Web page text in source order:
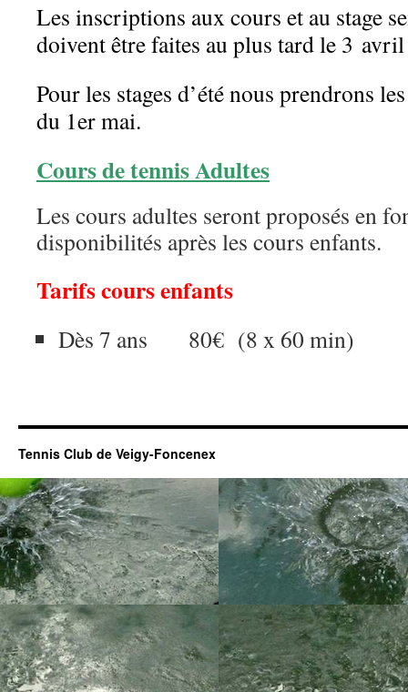
Les inscriptions aux cours et au stage
doivent être faites au plus tard le 3 avril
Pour les stages d’été nous prendrons
du 1er mai.
Cours de tennis Adultes
Les cours adultes seront proposés en
disponibilités après les cours enfants.
Tarifs cours enfants
Dès 7 ans 80€ (8 x 60 min)
Tennis Club de Veigy-Foncenex